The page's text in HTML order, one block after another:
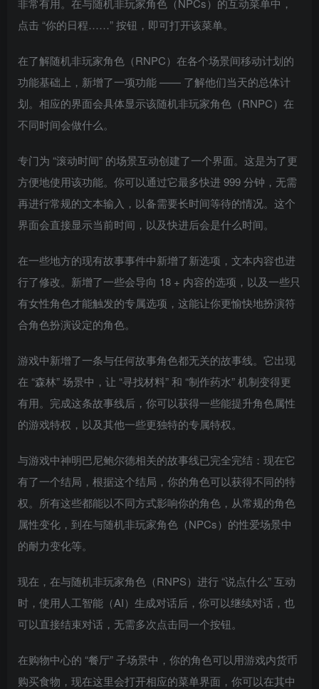
点击 “你的日程……” 按钮，即可打开该菜单。
在了解随机非玩家角色（RNPC）在各个场景间移动计划的
功能基础上，新增了一项功能 —— 了解他们当天的总体计
划。相应的界面会具体显示该随机非玩家角色（RNPC）在
不同时间会做什么。
专门为 “滚动时间” 的场景互动创建了一个界面。这是为了更
方便地使用该功能。你可以通过它最多快进 999 分钟，无需
再进行常规的文本输入，以备需要长时间等待的情况。这个
界面会直接显示当前时间，以及快进后会是什么时间。
在一些地方的现有故事事件中新增了新选项，文本内容也进
行了修改。新增了一些会导向 18 + 内容的选项，以及一些只
有女性角色才能触发的专属选项，这能让你更愉快地扮演符
合角色扮演设定的角色。
游戏中新增了一条与任何故事角色都无关的故事线。它出现
在 “森林” 场景中，让 “寻找材料” 和 “制作药水” 机制变得更
有用。完成这条故事线后，你可以获得一些能提升角色属性
的游戏特权，以及其他一些更独特的专属特权。
与游戏中神明巴尼鲍尔德相关的故事线已完全完结：现在它
有了一个结局，根据这个结局，你的角色可以获得不同的特
权。所有这些都能以不同方式影响你的角色，从常规的角色
属性变化，到在与随机非玩家角色（NPCs）的性爱场景中
的耐力变化等。
现在，在与随机非玩家角色（RNPS）进行 “说点什么” 互动
时，使用人工智能（AI）生成对话后，你可以继续对话，也
可以直接结束对话，无需多次点击同一个按钮。
在购物中心的 “餐厅” 子场景中，你的角色可以用游戏内货币
购买食物，现在这里会打开相应的菜单界面，你可以在其中